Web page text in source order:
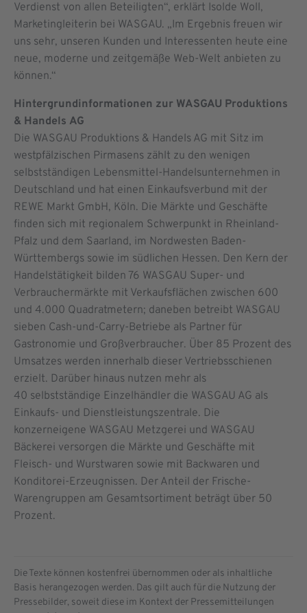
Verdienst von allen Beteiligten“, erklärt Isolde Woll,
Marketingleiterin bei WASGAU. „Im Ergebnis freuen wir
uns sehr, unseren Kunden und Interessenten heute eine
neue, moderne und zeitgemäße Web-Welt anbieten zu
können.“
Hintergrundinformationen zur WASGAU Produktions
& Handels AG
Die WASGAU Produktions & Handels AG mit Sitz im
westpfälzischen Pirmasens zählt zu den wenigen
selbstständigen Lebensmittel-Handelsunternehmen in
Deutschland und hat einen Einkaufsverbund mit der
REWE Markt GmbH, Köln. Die Märkte und Geschäfte
finden sich mit regionalem Schwerpunkt in Rheinland-
Pfalz und dem Saarland, im Nordwesten Baden-
Württembergs sowie im südlichen Hessen. Den Kern der
Handelstätigkeit bilden 76 WASGAU Super- und
Verbrauchermärkte mit Verkaufsflächen zwischen 600
und 4.000 Quadratmetern; daneben betreibt WASGAU
sieben Cash-und-Carry-Betriebe als Partner für
Gastronomie und Großverbraucher. Über 85 Prozent des
Umsatzes werden innerhalb dieser Vertriebsschienen
erzielt. Darüber hinaus nutzen mehr als
40 selbstständige Einzelhändler die WASGAU AG als
Einkaufs- und Dienstleistungszentrale. Die
konzerneigene WASGAU Metzgerei und WASGAU
Bäckerei versorgen die Märkte und Geschäfte mit
Fleisch- und Wurstwaren sowie mit Backwaren und
Konditorei-Erzeugnissen. Der Anteil der Frische-
Warengruppen am Gesamtsortiment beträgt über 50
Prozent.
Die Texte können kostenfrei übernommen oder als inhaltliche
Basis herangezogen werden. Das gilt auch für die Nutzung der
Pressebilder, soweit diese im Kontext der Pressemitteilungen